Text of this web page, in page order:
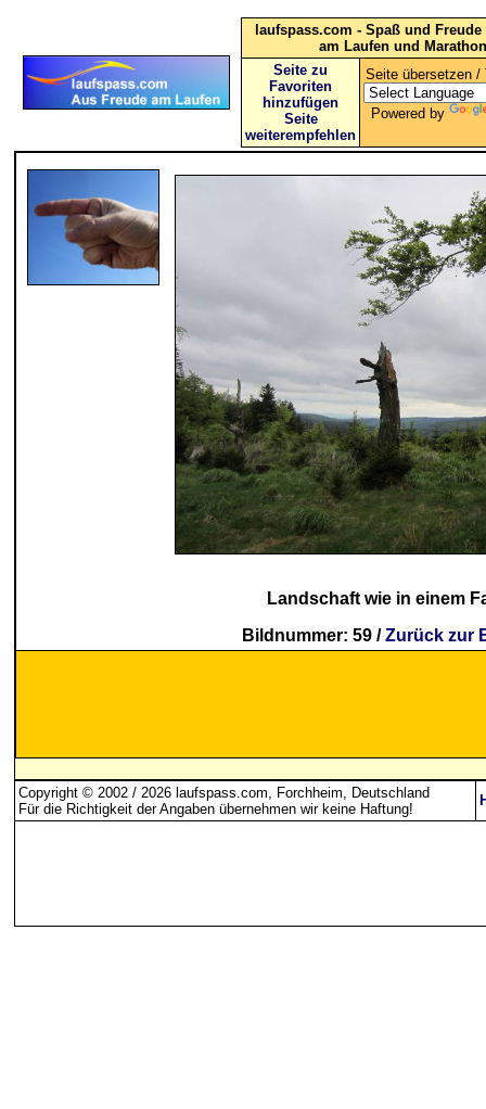
laufspass.com - Spaß und
am Laufen und Marathon
Seite zu
Favoriten
hinzufügen
Seite
weiterempfehlen
Seite übersetzen /
Powered by
Landschaft wie in einem
Bildnummer: 59 /Zurück zur
Copyright © 2002 / 2026 laufspass.com, Forchheim, Deutschland
Für die Richtigkeit der Angaben übernehmen wir keine Haftung!